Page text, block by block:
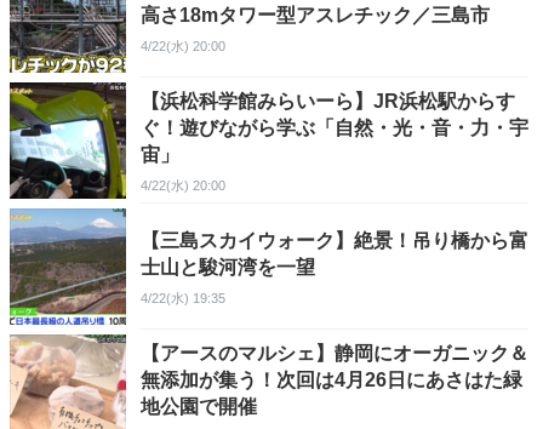
高さ18mタワー型アスレチック／三島市
4/22(水) 20:00
【浜松科学館みらいーら】JR浜松駅からす
ぐ！遊びながら学ぶ「自然・光・音・力・宇
宙」
4/22(水) 20:00
【三島スカイウォーク】絶景！吊り橋から富
士山と駿河湾を一望
4/22(水) 19:35
【アースのマルシェ】静岡にオーガニック＆
無添加が集う！次回は4月26日にあさはた緑
地公園で開催